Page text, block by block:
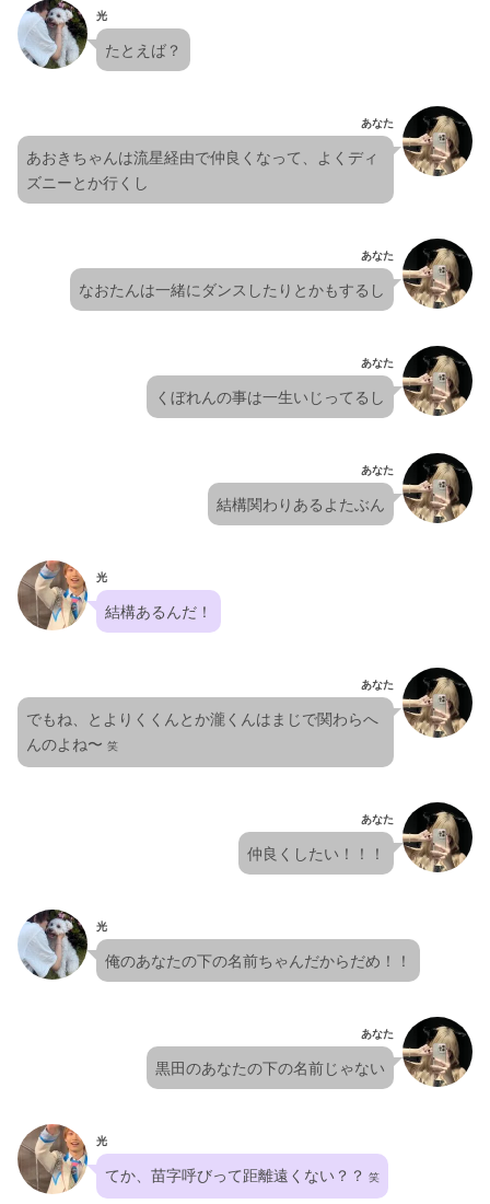
光
たとえば？
あなた
あおきちゃんは流星経由で仲良くなって、よくディ
ズニーとか行くし
あなた
なおたんは一緒にダンスしたりとかもするし
あなた
くぼれんの事は一生いじってるし
あなた
結構関わりあるよたぶん
光
結構あるんだ！
あなた
でもね、とよりくくんとか瀧くんはまじで関わらへ
んのよね〜 笑
あなた
仲良くしたい！！！
光
俺のあなたの下の名前ちゃんだからだめ！！
あなた
黒田のあなたの下の名前じゃない
光
てか、苗字呼びって距離遠くない？？ 笑